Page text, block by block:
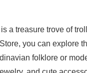
a treasure trove of
you can explore
folklore or